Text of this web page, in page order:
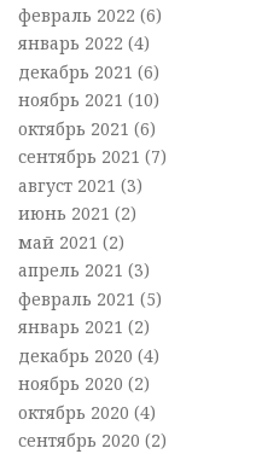
февраль 2022 (6)
январь 2022 (4)
декабрь 2021 (6)
ноябрь 2021 (10)
октябрь 2021 (6)
сентябрь 2021 (7)
август 2021 (3)
июнь 2021 (2)
май 2021 (2)
апрель 2021 (3)
февраль 2021 (5)
январь 2021 (2)
декабрь 2020 (4)
ноябрь 2020 (2)
октябрь 2020 (4)
сентябрь 2020 (2)